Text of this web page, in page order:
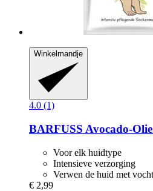
Winkelmandje
4.0 (1)
BARFUSS Avocado-​
Voor elk huidtype
Intensieve verzorging
Verwen de huid met vocht
€ 2,99